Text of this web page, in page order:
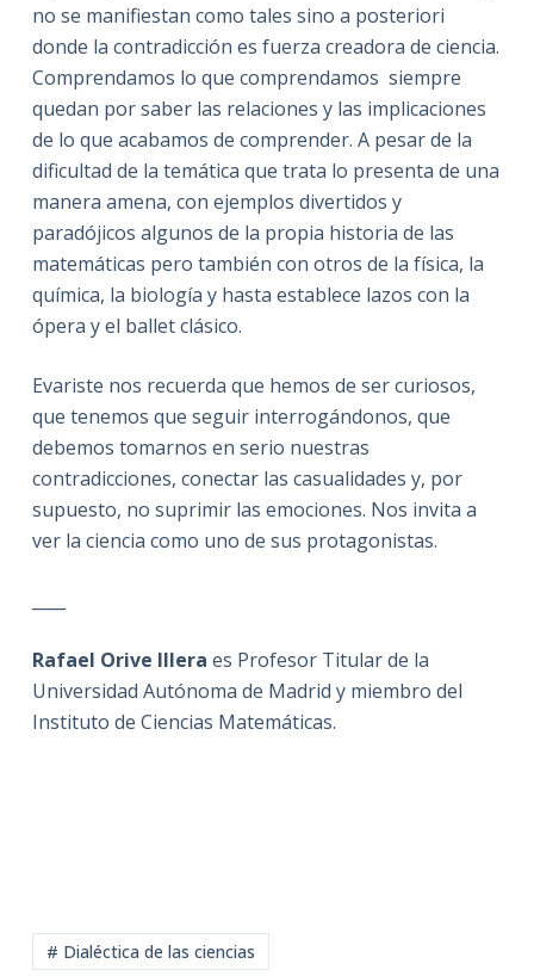
no se manifiestan como tales sino a posteriori
donde la contradicción es fuerza creadora de ciencia.
Comprendamos lo que comprendamos siempre
quedan por saber las relaciones y las implicaciones
de lo que acabamos de comprender. A pesar de la
dificultad de la temática que trata lo presenta de una
manera amena, con ejemplos divertidos y
paradójicos algunos de la propia historia de las
matemáticas pero también con otros de la física, la
química, la biología y hasta establece lazos con la
ópera y el ballet clásico.
Evariste nos recuerda que hemos de ser curiosos,
que tenemos que seguir interrogándonos, que
debemos tomarnos en serio nuestras
contradicciones, conectar las casualidades y, por
supuesto, no suprimir las emociones. Nos invita a
ver la ciencia como uno de sus protagonistas.
Rafael Orive Illera es Profesor Titular de la
Universidad Autónoma de Madrid y miembro del
Instituto de Ciencias Matemáticas.
# Dialéctica de las ciencias